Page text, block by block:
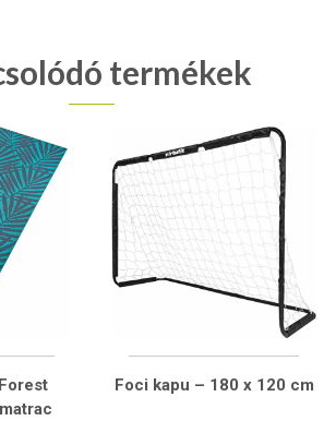
termékek
Foci kapu – 180 x 120 cm